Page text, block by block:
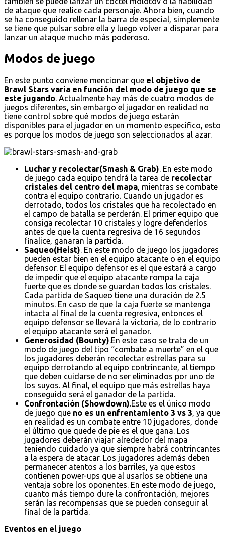
de ataque que realice cada personaje. Ahora bien, cuando
se ha conseguido rellenar la barra de especial, simplemente
se tiene que pulsar sobre ella y luego volver a disparar para
lanzar un ataque mucho más poderoso.
Modos de juego
En este punto conviene mencionar que el objetivo de
Brawl Stars varia en función del modo de juego que se
este jugando. Actualmente hay más de cuatro modos de
juegos diferentes, sin embargo el jugador en realidad no
tiene control sobre qué modos de juego estarán
disponibles para el jugador en un momento especifico, esto
es porque los modos de juego son seleccionados al azar.
Luchar y recolectar(Smash & Grab). En este modo
de juego cada equipo tendrá la tarea de recolectar
cristales del centro del mapa, mientras se combate
contra el equipo contrario. Cuando un jugador es
derrotado, todos los cristales que ha recolectado en
el campo de batalla se perderán. El primer equipo que
consiga recolectar 10 cristales y logre defenderlos
antes de que la cuenta regresiva de 16 segundos
finalice, ganaran la partida.
Saqueo(Heist). En este modo de juego los jugadores
pueden estar bien en el equipo atacante o en el equipo
defensor. El equipo defensor es el que estará a cargo
de impedir que el equipo atacante rompa la caja
fuerte que es donde se guardan todos los cristales.
Cada partida de Saqueo tiene una duración de 2.5
minutos. En caso de que la caja fuerte se mantenga
intacta al final de la cuenta regresiva, entonces el
equipo defensor se llevará la victoria, de lo contrario
el equipo atacante será el ganador.
Generosidad (Bounty).En este caso se trata de un
modo de juego del tipo “combate a muerte” en el que
los jugadores deberán recolectar estrellas para su
equipo derrotando al equipo contrincante, al tiempo
que deben cuidarse de no ser eliminados por uno de
los suyos. Al final, el equipo que más estrellas haya
conseguido será el ganador de la partida.
Confrontación (Showdown).Este es el único modo
de juego que no es un enfrentamiento 3 vs 3, ya que
en realidad es un combate entre 10 jugadores, donde
el último que quede de pie es el que gana. Los
jugadores deberán viajar alrededor del mapa
teniendo cuidado ya que siempre habrá contrincantes
a la espera de atacar. Los jugadores además deben
permanecer atentos a los barriles, ya que estos
contienen power-ups que al usarlos se obtiene una
ventaja sobre los oponentes. En este modo de juego,
cuanto más tiempo dure la confrontación, mejores
serán las recompensas que se pueden conseguir al
final de la partida.
Eventos en el juego